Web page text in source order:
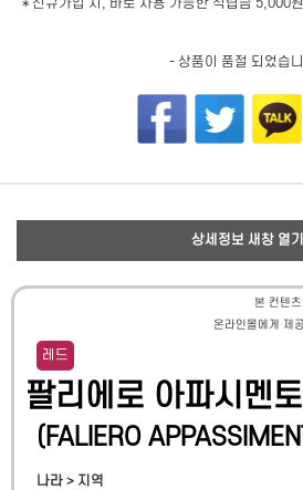
* 신규가입 시, 바로 사용 가능한 적립금 5,000
- 상품이 품절 되었습
상세정보 새창 열기
본 컨텐
온라인몰에게 제
레드
팔리에로 아파시멘토
(FALIERO
나라 > 지역